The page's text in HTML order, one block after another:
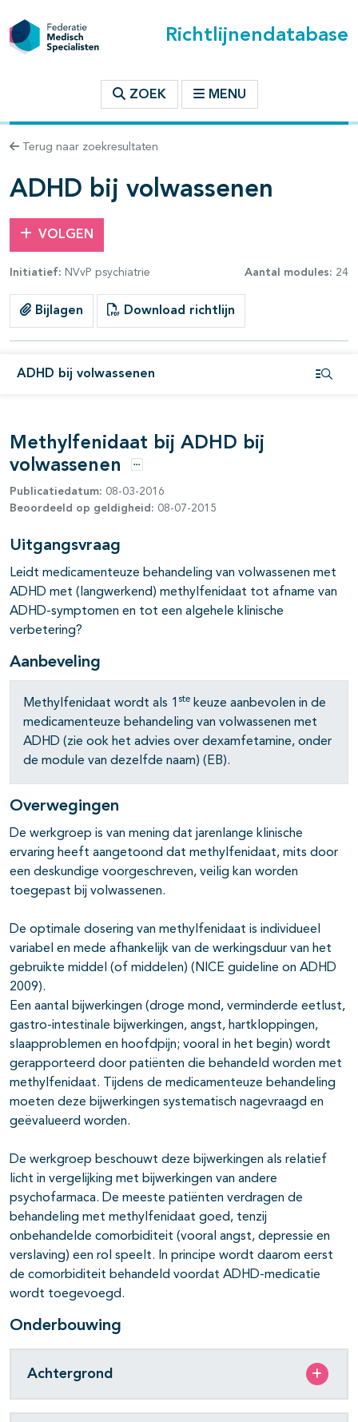
Richtlijnendatabase
ZOEK MENU
Terug naar zoekresultaten
ADHD bij volwassenen
VOLGEN
Initiatief: NVvP psychiatrie Aantal modules: 24
Bijlagen Download richtlijn
ADHD bij volwassenen
binnen deze richtlijn
open- en dichtklappen
open- en dichtklappen
open- en dichtklappen
open- en dichtklappen
open- en dichtklappen
Methylfenidaat bij ADHD bij
volwassenen
Opties
Publicatiedatum: 08-03-2016
Beoordeeld op geldigheid: 08-07-2015
Uitgangsvraag
Leidt medicamenteuze behandeling van volwassenen met
ADHD met (langwerkend) methylfenidaat tot afname van
ADHD-symptomen en tot een algehele klinische
verbetering?
Aanbeveling
Methylfenidaat wordt als 1 ste keuze aanbevolen in de
medicamenteuze behandeling van volwassenen met
ADHD (zie ook het advies over dexamfetamine, onder
de module van dezelfde naam) (EB).
Overwegingen
De werkgroep is van mening dat jarenlange klinische
ervaring heeft aangetoond dat methylfenidaat, mits door
een deskundige voorgeschreven, veilig kan worden
toegepast bij volwassenen.
De optimale dosering van methylfenidaat is individueel
variabel en mede afhankelijk van de werkingsduur van het
gebruikte middel (of middelen) (NICE guideline on ADHD
2009).
Een aantal bijwerkingen (droge mond, verminderde eetlust,
gastro-intestinale bijwerkingen, angst, hartkloppingen,
slaapproblemen en hoofdpijn; vooral in het begin) wordt
gerapporteerd door patiënten die behandeld worden met
methylfenidaat. Tijdens de medicamenteuze behandeling
moeten deze bijwerkingen systematisch nagevraagd en
geëvalueerd worden.
De werkgroep beschouwt deze bijwerkingen als relatief
licht in vergelijking met bijwerkingen van andere
psychofarmaca. De meeste patiënten verdragen de
behandeling met methylfenidaat goed, tenzij
onbehandelde comorbiditeit (vooral angst, depressie en
verslaving) een rol speelt. In principe wordt daarom eerst
de comorbiditeit behandeld voordat ADHD-medicatie
wordt toegevoegd.
Onderbouwing
Achtergrond